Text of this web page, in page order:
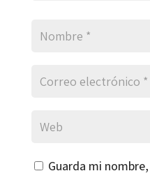
Guarda mi